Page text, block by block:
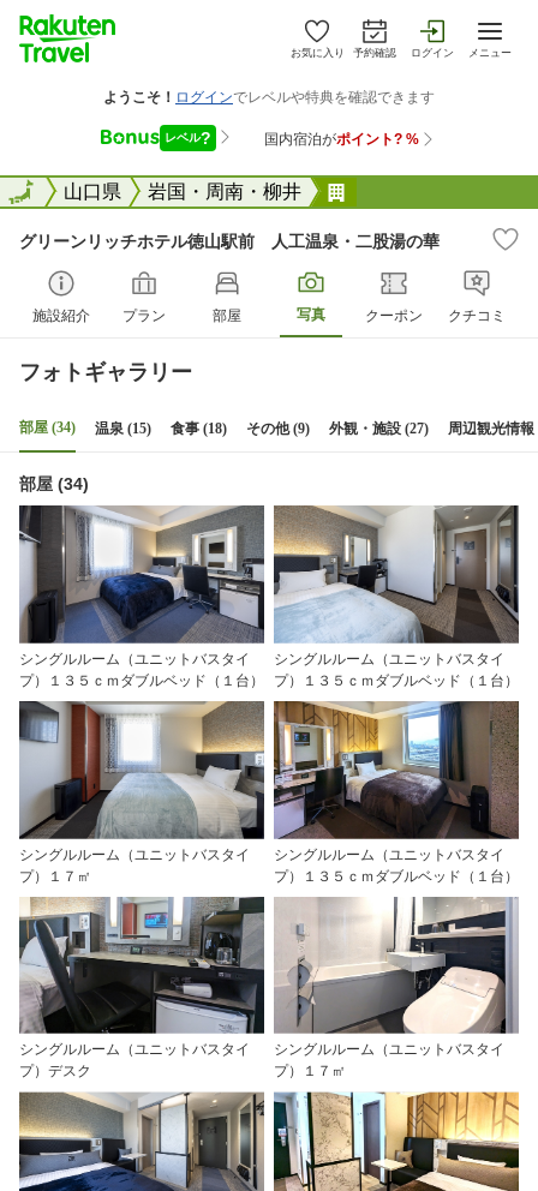
お気に入り 予約確認 ログイン メニュー
全国山口県 岩国・周南・柳井
全国
グリーンリッチホテル徳山駅前 人工温泉・二股湯の華
施設紹介 プラン 部屋 写真 クーポン クチコミ
フォトギャラリー
部屋 (34) 温泉 (15) 食事 (18) その他 (9) 外観・施設 (27) 周辺観光情報
部屋 (34)
シングルルーム（ユニットバスタイ
プ）１３５ｃｍダブルベッド（１台）
シングルルーム（ユニットバスタイ
プ）１３５ｃｍダブルベッド（１台）
シングルルーム（ユニットバスタイ
プ）１７㎡
シングルルーム（ユニットバスタイ
プ）１３５ｃｍダブルベッド（１台）
シングルルーム（ユニットバスタイ
プ）デスク
シングルルーム（ユニットバスタイ
プ）１７㎡